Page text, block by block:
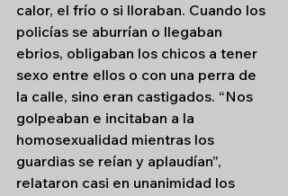
calor, el frío o si lloraban. Cuando los
policías se aburrían o llegaban
ebrios, obligaban los chicos a tener
sexo entre ellos o con una perra de
la calle, sino eran castigados. “Nos
golpeaban e incitaban a la
homosexualidad mientras los
guardias se reían y aplaudían”,
relataron casi en unanimidad los